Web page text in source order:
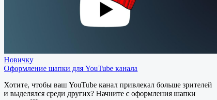
Новичку
Оформление шапки для YouTube канала
Хотите, чтобы ваш YouTube канал привлекал больше зрителей
и выделялся среди других? Начните с оформления шапки